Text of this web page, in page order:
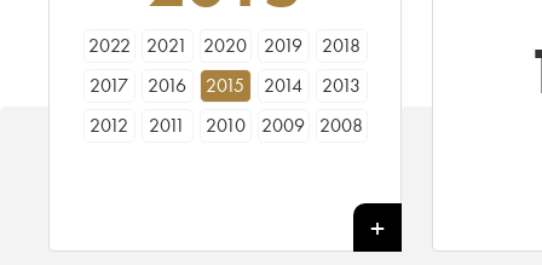
2022 2021 2020 2019
2018
2017
2016 2015 2014
2013
2012
2011 2010 2009
2008
1998
1997
1996 1995 1994
1993